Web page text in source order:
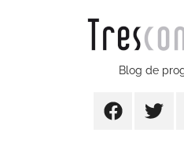
Blog de
FacebookTwitter